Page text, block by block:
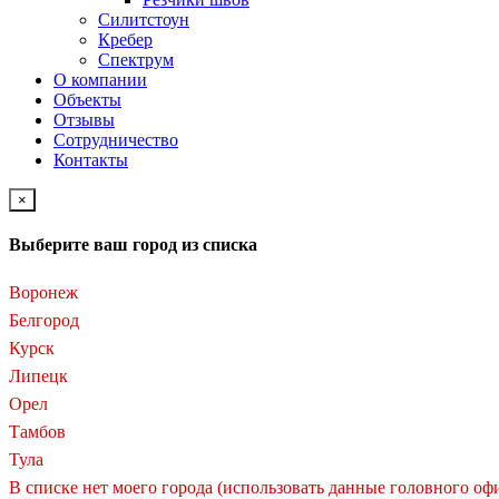
Силитстоун
Кребер
Спектрум
О компании
Объекты
Отзывы
Сотрудничество
Контакты
×
Выберите ваш город из списка
Воронеж
Белгород
Курск
Липецк
Орел
Тамбов
Тула
В списке нет моего города (использовать данные головного